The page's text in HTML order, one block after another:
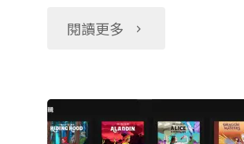
閱讀更多 "Underwater